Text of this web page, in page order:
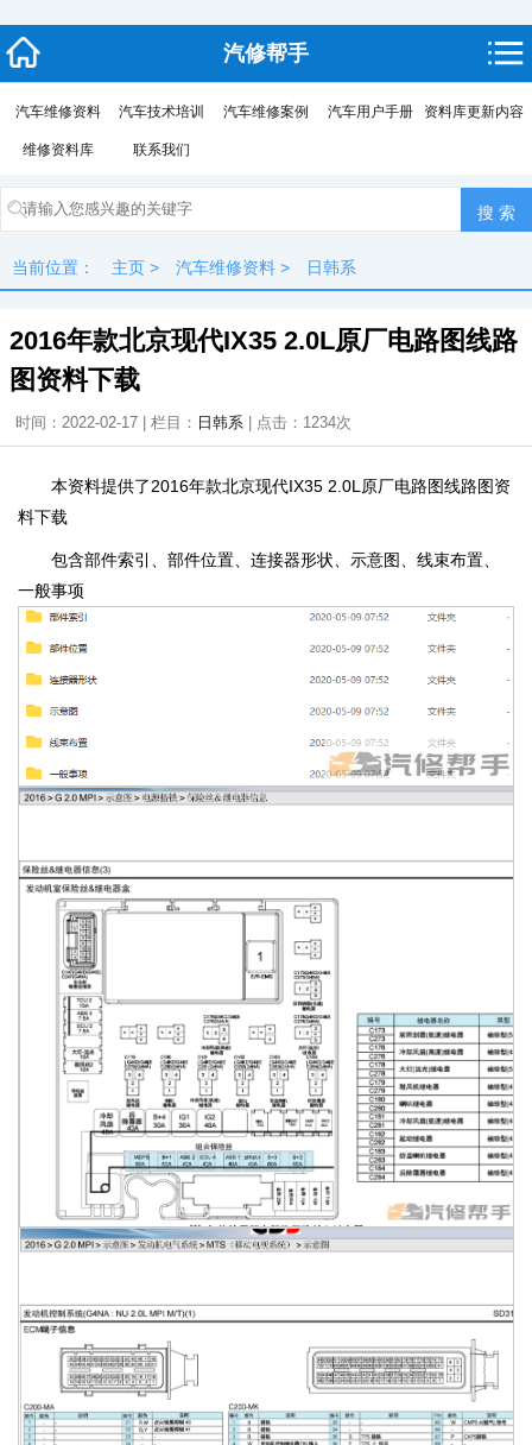
汽修帮手
汽车维修资料 汽车技术培训 汽车维修案例 汽车用户手册 资料库更新内容
维修资料库 联系我们
当前位置： 主页 > 汽车维修资料 > 日韩系
2016年款北京现代IX35 2.0L原厂电路图线路
图资料下载
时间：2022-02-17 | 栏目： 日韩系 | 点击： 1234次
本资料提供了2016年款北京现代IX35 2.0L原厂电路图线路图资
料下载
包含部件索引、部件位置、连接器形状、示意图、线束布置、
一般事项